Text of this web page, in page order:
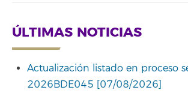
ÚLTIMAS NOTICIAS
Actualización listado en proceso
2026BDE045 [07/08/2026]